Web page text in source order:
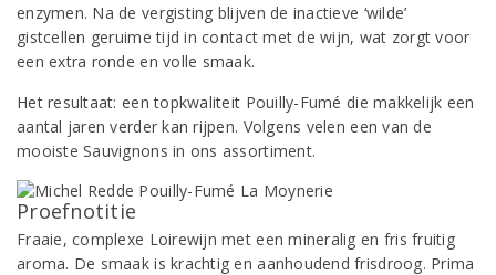
enzymen. Na de vergisting blijven de inactieve ‘wilde’
gistcellen geruime tijd in contact met de wijn, wat zorgt voor
een extra ronde en volle smaak.
Het resultaat: een topkwaliteit Pouilly-Fumé die makkelijk een
aantal jaren verder kan rijpen. Volgens velen een van de
mooiste Sauvignons in ons assortiment.
Proefnotitie
Fraaie, complexe Loirewijn met een mineralig en fris fruitig
aroma. De smaak is krachtig en aanhoudend frisdroog. Prima